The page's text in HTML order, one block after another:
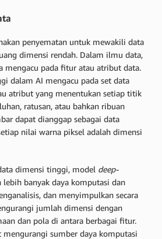
penyematan untuk mewakili data
dimensi rendah. Dalam ilmu data,
mengacu pada fitur atau atribut data.
dalam AI mengacu pada set data
atribut yang menentukan setiap titik
ratusan, atau bahkan ribuan
dapat dianggap sebagai data
nilai warna piksel adalah dimensi
dimensi tinggi, model deep-
banyak daya komputasi dan
dan menyimpulkan secara
jumlah dimensi dengan
dan pola di antara berbagai fitur.
sumber daya komputasi